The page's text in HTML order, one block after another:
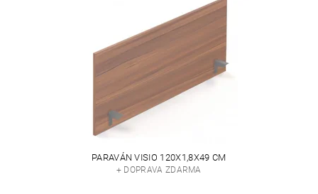
PARAVÁN VISIO 120X1,8X49 CM
+ DOPRAVA ZDARMA